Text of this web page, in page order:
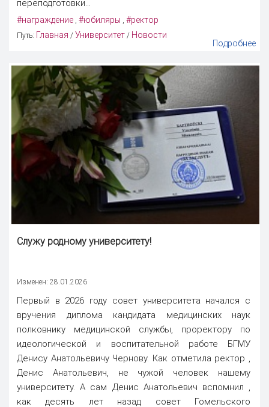
переподготовки...
#награждение #юбиляры #ректор
Путь: Главная / Университет / Новости
Подробнее
Служу родному университету!
Изменен: 28.01.2026
Первый в 2026 году совет университета начался с
вручения диплома кандидата медицинских наук
полковнику медицинской службы, проректору по
идеологической и воспитательной работе БГМУ
Денису Анатольевичу Чернову. Как отметила ректор ,
Денис Анатольевич, не чужой человек нашему
университету. А сам Денис Анатольевич вспомнил ,
как десять лет назад совет Гомельского